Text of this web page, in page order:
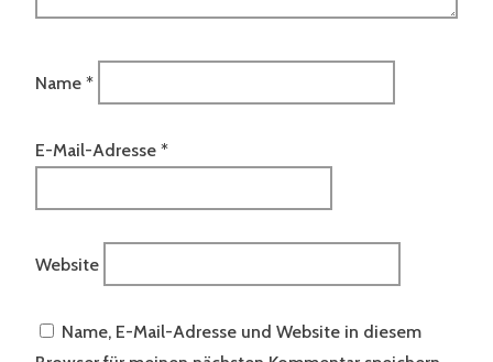
Name *
E-Mail-Adresse *
Website
Name, E-Mail-Adresse und Website in diesem